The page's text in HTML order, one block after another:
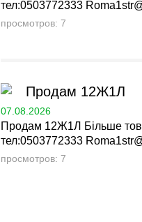
тел:0503772333
просмотров: 7
Продам 12Ж1Л
07.08.2026
Продам 12Ж1Л Більше
тел:0503772333
просмотров: 7